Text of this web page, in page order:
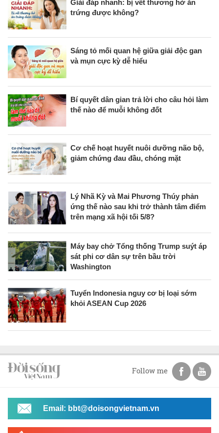
Giải đáp nhanh: bị vết thương hở ăn
trứng được không?
Sáng tỏ mối quan hệ giữa giải độc gan
và mụn cực kỳ dễ hiểu
Bí quyết dân gian trả lời cho câu hỏi làm
thế nào để muỗi không đốt
Cơ chế hoạt huyết nuôi dưỡng não bộ,
giảm chứng đau đầu, chóng mặt
Lý Nhã Kỳ và Mai Phương Thúy phản
ứng thế nào sau khi trở thành tâm điểm
trên mạng xã hội tối 5/8?
Máy bay chở Tổng thống Trump suýt áp
sát phi cơ dân sự trên bầu trời
Washington
Tuyển Indonesia nguy cơ bị loại sớm
khỏi ASEAN Cup 2026
Follow me
Email: bbt@doisongvietnam.vn